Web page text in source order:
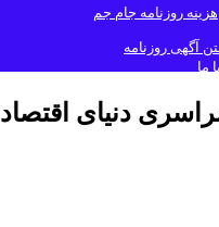
هزینه روزنامه جام جم
آگهی روزنامه
ما
دنیای اقتصاد